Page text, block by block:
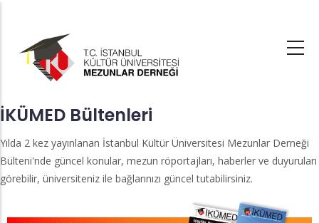
İKÜMED Bültenleri
Yılda 2 kez yayınlanan İstanbul Kültür Üniversitesi Mezunlar Derneği
Bülteni'nde güncel konular, mezun röportajları, haberler ve duyuruları
görebilir, üniversiteniz ile bağlarınızı güncel tutabilirsiniz.